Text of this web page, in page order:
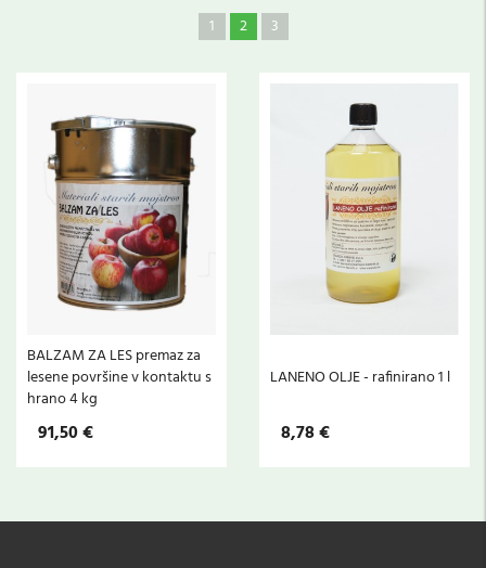
1 2 3
BALZAM ZA LES premaz za
lesene površine v kontaktu s
hrano 4 kg
91,50 €
LANENO OLJE - rafinirano 1 l
8,78 €